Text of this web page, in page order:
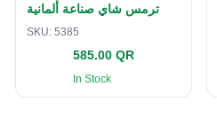
ترمس شاي صناعة ألمانية
SKU: 5385
585.00 QR
In Stock